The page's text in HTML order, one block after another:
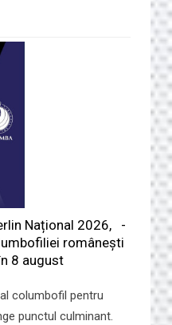
Național 2026, -
româneşti
8 august
columbofil pentru
punctul culminant.